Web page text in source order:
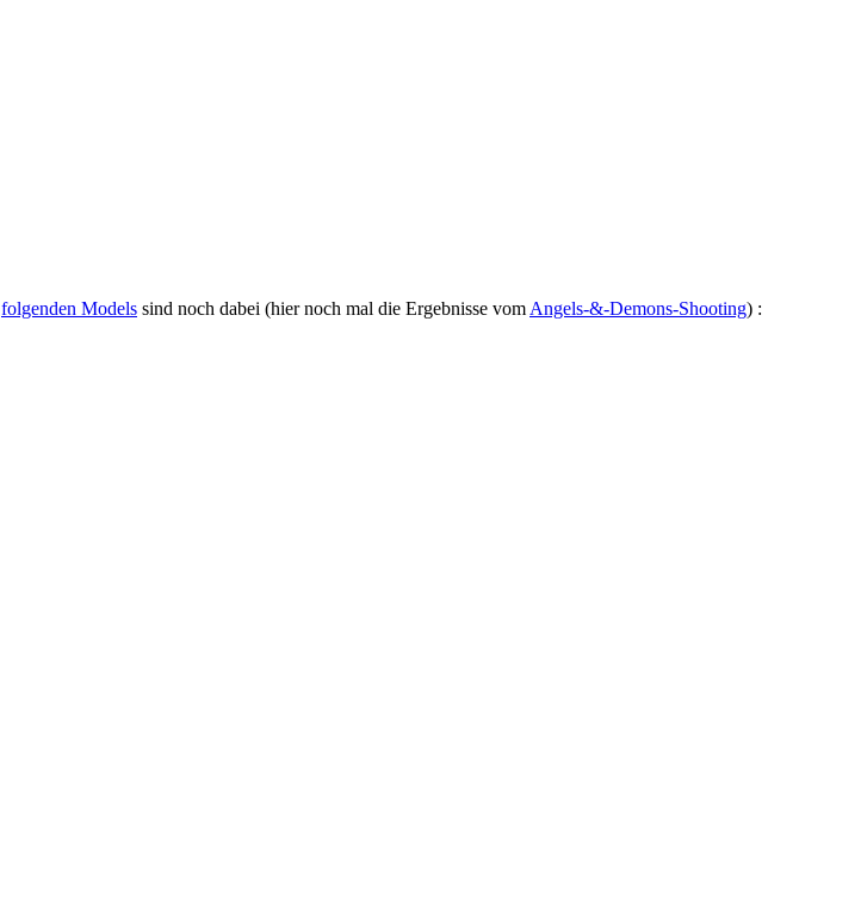
folgenden Models sind noch dabei (hier noch mal die Ergebnisse vom Angels-&-Demons-Shooting) :